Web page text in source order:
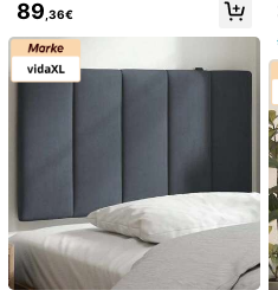
Füße, in Rustikales Braun, 39x29x5
9,2 cm, ETETS02BR
Vsl. 3 Werktage
89 ,36€